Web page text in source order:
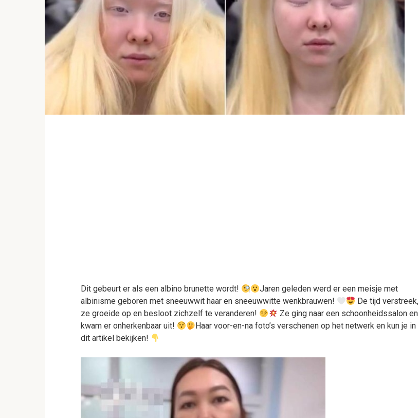
Dit gebeurt er als een albino brunette wordt!
Jaren geleden werd er een meisje met
albinisme geboren met sneeuwwit haar en sneeuwwitte wenkbrauwen!
De tijd verstreek,
ze groeide op en besloot zichzelf te veranderen!
Ze ging naar een schoonheidssalon en
kwam er onherkenbaar uit!
Haar voor-en-na foto’s verschenen op het netwerk en kun je in
dit artikel bekijken!